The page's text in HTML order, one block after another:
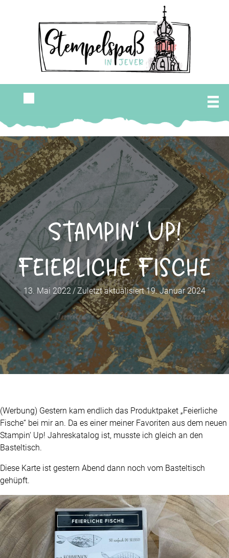
Stampin‘ Up!
Feierliche Fische
13. Mai 2022 / Zuletzt aktualisiert 19. Januar 2024
(Werbung) Gestern kam endlich das Produktpaket „Feierliche
Fische“ bei mir an. Da es einer meiner Favoriten aus dem neuen
Stampin‘ Up! Jahreskatalog ist, musste ich gleich an den
Basteltisch.
Diese Karte ist gestern Abend dann noch vom Basteltisch
gehüpft.